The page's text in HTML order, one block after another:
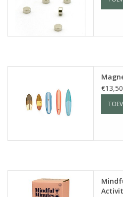
€13,50